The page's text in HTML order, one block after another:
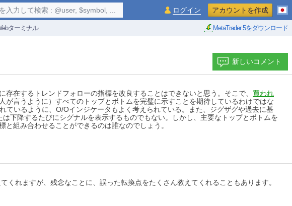
ターミナル MetaTrader 5をダウンロード
入力して検索 : @user, $symbol, ... ログイン アカウントを作成
新しいコメント
在するトレンドフォローの指標を改良することはできないと思う。そこで、 買われ
言うように）すべてのトップとボトムを完璧に示すことを期待しているわけではな
いるように、O/Oインジケータもよく考えられている。また、ジグザグや過去に基
下降するたびにシグナルを表示するものでもない。しかし、主要なトップとボトムを
組み合わせることができるのは誰なのでしょう。
くれますが、残念なことに、誤った転換点をたくさん教えてくれることもあります。